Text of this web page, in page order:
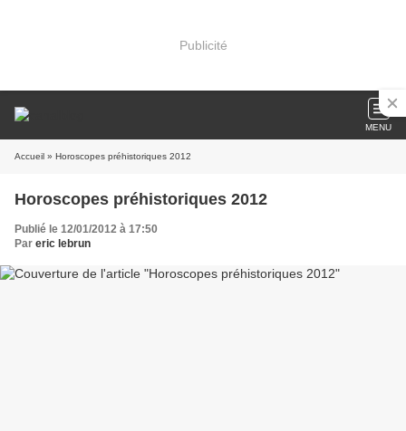
Publicité
MENU
Accueil » Horoscopes préhistoriques 2012
Horoscopes préhistoriques 2012
Publié le 12/01/2012 à 17:50
Par eric lebrun